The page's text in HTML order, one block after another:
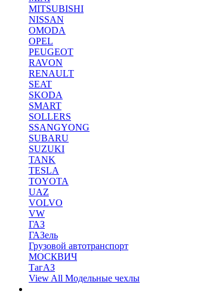
MITSUBISHI
NISSAN
OMODA
OPEL
PEUGEOT
RAVON
RENAULT
SEAT
SKODA
SMART
SOLLERS
SSANGYONG
SUBARU
SUZUKI
TANK
TESLA
TOYOTA
UAZ
VOLVO
VW
ГАЗ
ГАЗель
Грузовой автотранспорт
МОСКВИЧ
ТагАЗ
View All Модельные чехлы